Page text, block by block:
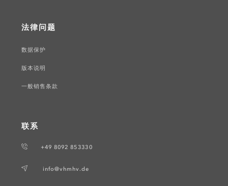
法律问题
数据保护
版本说明
一般销售条款
联系
+49 8092 853330
info@vhmhv.de